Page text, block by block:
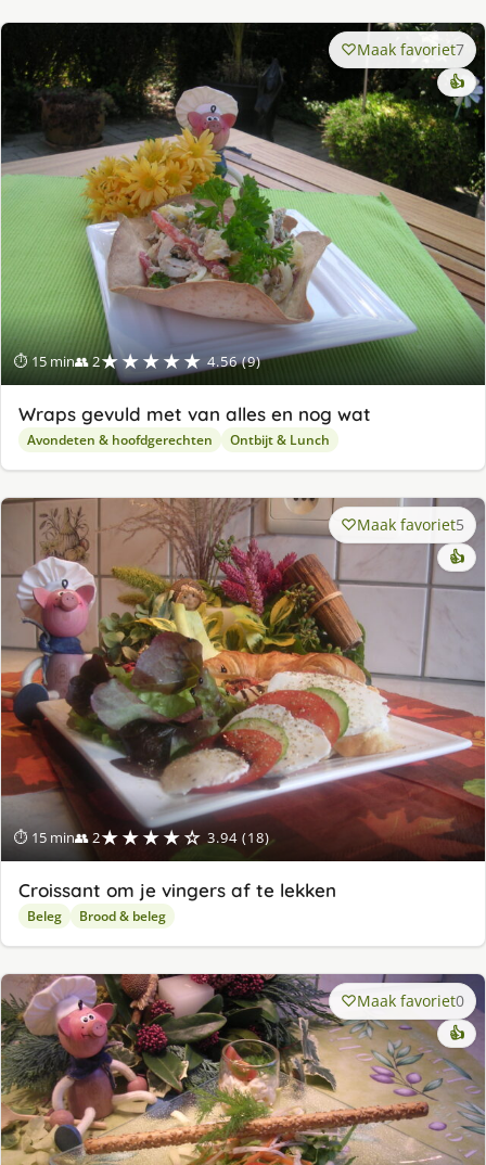
⏱ 15 min👥 2★★★★★ 4.56 (9)
Maak favoriet7
👍
Wraps gevuld met van alles en nog wat
Avondeten & hoofdgerechten Ontbijt & Lunch
⏱ 15 min👥 2★★★★☆ 3.94 (18)
Maak favoriet5
👍
Croissant om je vingers af te lekken
Beleg Brood & beleg
Maak favoriet0
👍